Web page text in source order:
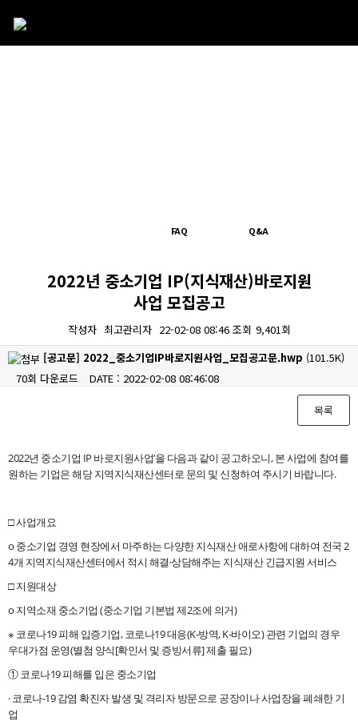
FAQ Q&A
2022년 중소기업 IP(지식재산)바로지원
사업 모집공고
작성자 최고관리자 22-02-08 08:46조회 9,401회
[공고문] 2022_중소기업IP바로지원사업_모집공고문.hwp (101.5K)
70회 다운로드
DATE : 2022-02-08 08:46:08
목록
2022년 중소기업 IP 바로지원사업’을 다음과 같이 공고하오니, 본 사업에 참여를
원하는 기업은 해당 지역지식재산센터로 문의 및 신청하여 주시기 바랍니다.
□ 사업개요
o 중소기업 경영 현장에서 마주하는 다양한 지식재산 애로사항에 대하여 전국 2
4개 지역지식재산센터에서 적시 해결·상담해주는 지식재산 긴급지원 서비스
□ 지원대상
o 지역소재 중소기업 (중소기업 기본법 제2조에 의거)
※ 코로나19 피해 입증기업, 코로나19 대응(K-방역, K-바이오) 관련 기업의 경우
우대가점 운영(별첨 양식[확인서 및 증빙서류] 제출 필요)
① 코로나19 피해를 입은 중소기업
· 코로나-19 감염 확진자 발생 및 격리자 방문으로 공장이나 사업장을 폐쇄한 기
업